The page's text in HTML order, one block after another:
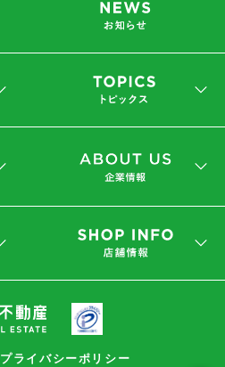
プライバシーポリシー